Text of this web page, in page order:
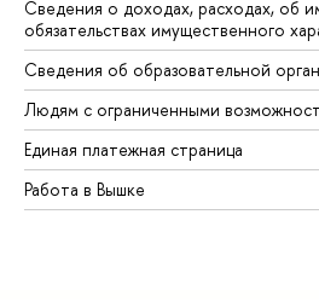
Сведения о доходах, расходах, об
обязательствах имущественного
Сведения об образовательной
Людям с ограниченными
Единая платежная страница
Работа в Вышке